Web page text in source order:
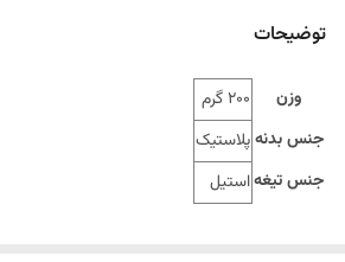
توضیحات
وزن
200 گرم
جنس بدنهپلاستیک
جنس تیغهاستیل